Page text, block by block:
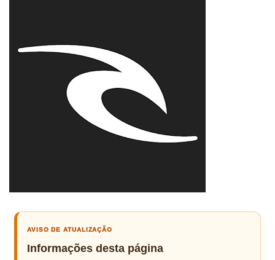
AVISO DE ATUALIZAÇÃO
Informações desta página